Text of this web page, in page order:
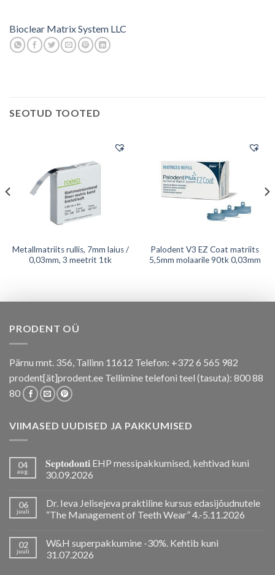
Bioclear Matrix System LLC
SEOTUD TOOTED
Metallmatriits rullis, 7mm laius /
0,03mm, 3 meetrit 1tk
Palodent V3 EZ Coat matriits
5,5mm molaarile 90tk 0,03mm
PRODENT OÜ
Pärnu mnt. 356, Tallinn 11612 Telefon: +372 6 565 982
prodent[ät]prodent.ee Tellimine telefoni teel (tasuta): 800 88
80
VIIMASED UUDISED JA PAKKUMISED
04
aug.
𝐒𝐞𝐩𝐭𝐨𝐝𝐨𝐧𝐭𝐢 EHP messipakkumised, kehtivad kuni
30.09.2026
06
juuli
Dr. Ieva Jelisejeva praktiline kursus edasijõudnutele
“The Management of Teeth Wear” 4.-5.11.2026
02
juuli
W&H superpakkumine -30%. Kehtib kuni
31.07.2026